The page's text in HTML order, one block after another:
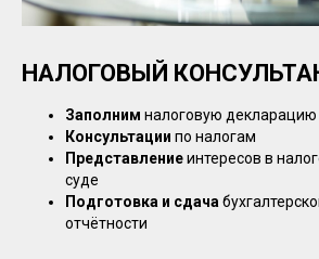
НАЛОГОВЫЙ
Заполним налоговую
Консультации по налогам
Представлениеинтересов в
суде
Подготовка и сдача
отчётности